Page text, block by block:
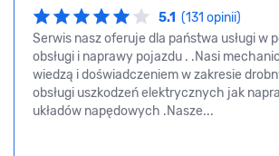
5.1 (131 opinii)
Serwis nasz oferuje dla państwa usługi w
obsługi i naprawy pojazdu . .Nasi
wiedzą i doświadczeniem w zakresie
obsługi uszkodzeń elektrycznych jak
układów napędowych .Nasze...